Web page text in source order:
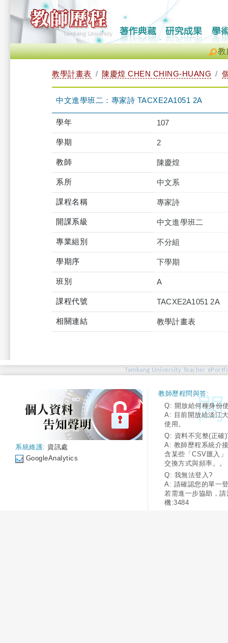
教
教學計畫表 陳慶煌 CHEN CHING-HUANG
中文進學班二：專家詩 TACXE2A1051 2A
學年 107
學期 2
教師 陳慶煌
系所 中文系
課程名稱 專家詩
開課系級 中文進學班二
專業組別 不分組
學期序 下學期
班別 A
課程代號 TACXE2A1051 2A
相關連結 教學計畫表
Tamkang University Teacher
系統維護: 資訊處
GoogleAnalytics
教師歷程問與答:
Q: 開放給何種身份
A: 目前開放給淡江
使用。
Q: 資料不完整(正確
A: 教師歷程系統介
含某些「CSV匯入
交換方式與頻率。。
Q: 我無法登入?
A: 請確認您的單一
若需進一步協助，
機:3484